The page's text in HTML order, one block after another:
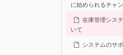
に始められるチャ
在庫管理シス
いて
システムのサ